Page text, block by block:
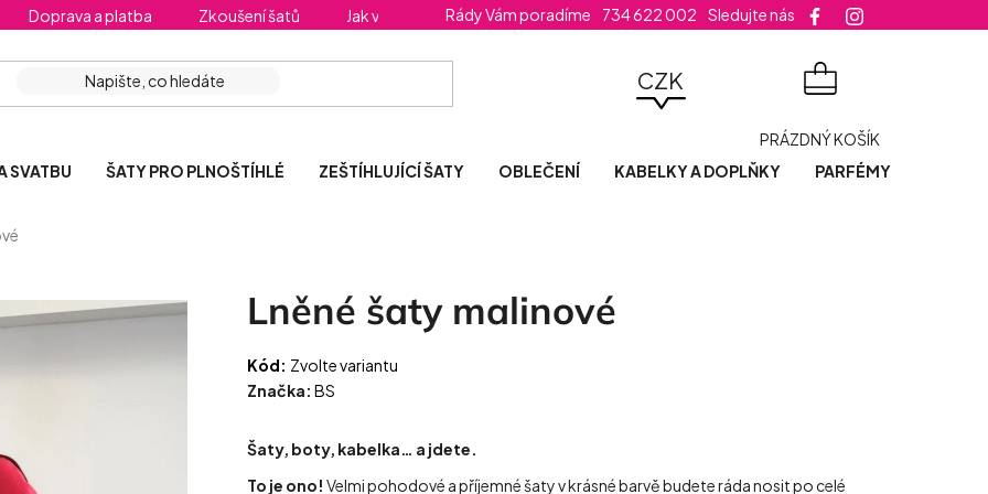
Doprava a platba Zkoušení šatů Jak vybrat správnou velikost šatů
Rády Vám poradíme 734 622 002 Sledujte nás
CZK
KOŠÍK
PRÁZDNÝ KOŠÍK
SVATBU ŠATY PRO PLNOŠTÍHLÉ ZEŠTÍHLUJÍCÍ ŠATY OBLEČENÍ KABELKY A DOPLŇKY PARFÉMY
Lněné šaty malinové
Kód: Zvolte variantu
Značka: BS
Šaty, boty, kabelka… a jdete.
To je ono! Velmi pohodové a příjemné šaty v krásné barvě budete ráda nosit po celé